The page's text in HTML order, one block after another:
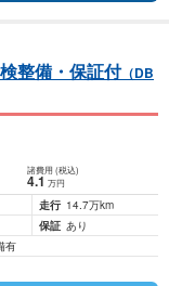
整備・保証付（DB
諸費用 (税込)
4.1 万円
走行 14.7万km
保証 あり
有